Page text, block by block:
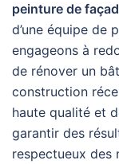
peinture de
d’une équipe de
engageons à
de rénover un
construction
haute qualité et
garantir des
respectueux des